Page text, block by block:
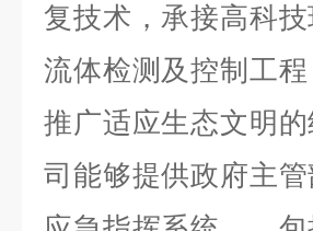
复技术，承接高科
流体检测及控制工
推广适应生态文明
司能够提供政府主